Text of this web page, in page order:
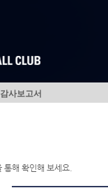
사보고서
해 확인해 보세요.